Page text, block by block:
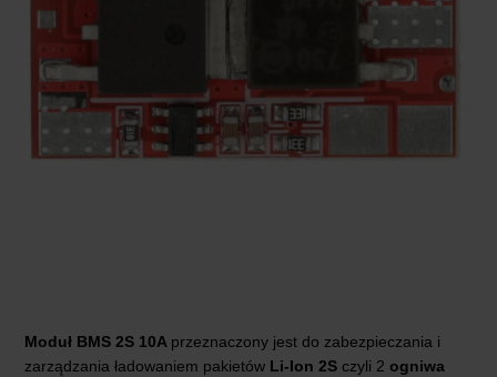
Moduł BMS 2S 10A przeznaczony jest do zabezpieczania i
zarządzania ładowaniem pakietów Li-Ion 2S czyli 2 ogniwa